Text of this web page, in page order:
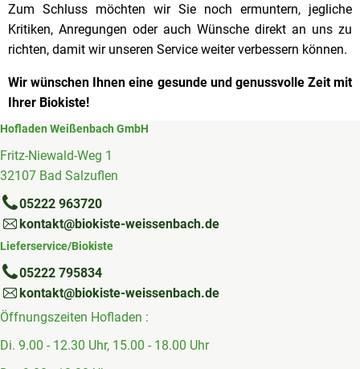
Zum Schluss möchten wir Sie noch ermuntern, jegliche
Kritiken, Anregungen oder auch Wünsche direkt an uns zu
richten, damit wir unseren Service weiter verbessern können.
Wir wünschen Ihnen eine gesunde und genussvolle Zeit mit
Ihrer Biokiste!
Hofladen Weißenbach GmbH
Fritz-Niewald-Weg 1
32107 Bad Salzuflen
05222 963720
kontakt@biokiste-weissenbach.de
Lieferservice/Biokiste
05222 795834
kontakt@biokiste-weissenbach.de
Öffnungszeiten Hofladen :
Di. 9.00 - 12.30 Uhr, 15.00 - 18.00 Uhr